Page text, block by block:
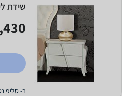
שידת
₪
ב- סליפ